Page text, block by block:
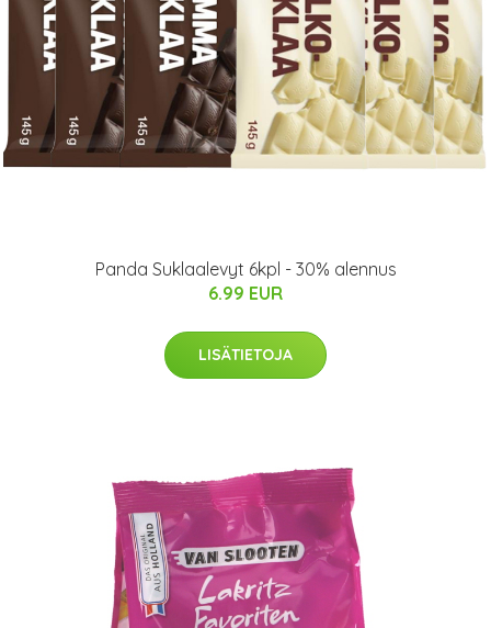
Panda Suklaalevyt 6kpl - 30% alennus
6.99 EUR
LISÄTIETOJA